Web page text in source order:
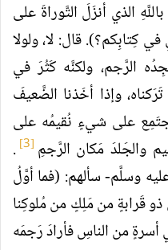
الذي أنزَلَ التَّوراةَ على
كِتابِكم؟). قال: لا، ولولا
الرَّجم، ولكنَّه كَثُرَ في
وإذا أخَذنا الضَّعيفَ
على شيءٍ نُقيمُه على
والجَلدَ مَكان الرَّجمِ [3]
.
وسلَّم- سألهم: (فما أوَّلُ
قَرابةٍ من مَلِكٍ من مُلوكِنا
من الناسِ فأرادَ رَجمَه